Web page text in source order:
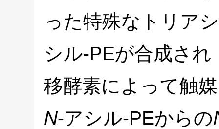
った特殊なトリア
シル-PEが合成され
移酵素によって触
N-アシル-PEからの